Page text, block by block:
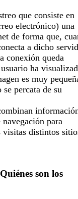
que consiste en
electrónico) una
de forma que,
a dicho
conexión queda
ha
es muy
percata de su
para
visitas distintos
son los